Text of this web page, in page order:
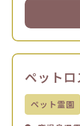
ペット
ペット霊園